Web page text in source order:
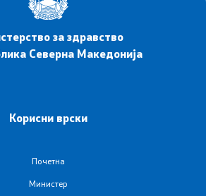
за здравство
Северна Македонија
Корисни врски
Почетна
Министер